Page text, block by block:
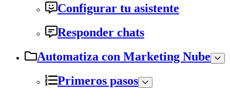
Configurar tu asistente
Responder chats
Automatiza con Marketing Nube
Primeros pasos